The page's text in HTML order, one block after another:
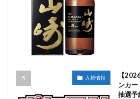
入荷情報
【
ンカー
抽選予